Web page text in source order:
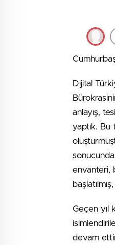
Dijital
anlayış,
yaptık. Bu
envanteri,
Geçen yıl
devam